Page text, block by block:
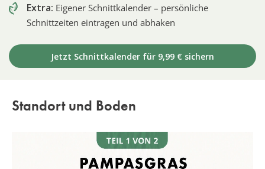
Extra: Eigener Schnittkalender – persönliche
Schnittzeiten eintragen und abhaken
Jetzt Schnittkalender für 9,99 € sichern
Standort und Boden